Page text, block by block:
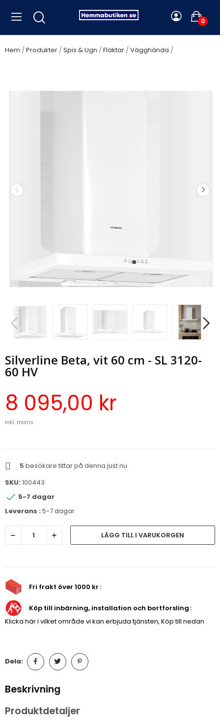
0
Hem Produkter Spis & Ugn Fläktar Vägghända
Silverline Beta, vit 60 cm - SL 3120-
60 HV
8 095,00 kr
Inkl. moms
5 besökare tittar på denna just nu
SKU: 100443
 5-7 dagar
Leverans : 5-7 dagar
LÄGG TILL I VARUKORGEN
Fri frakt över 1000 kr
Köp till inbärning, installation och bortforsling
Klicka här i vilket område vi kan erbjuda tjänsten, Köp till nedan
Dela:
Beskrivning
Produktdetaljer